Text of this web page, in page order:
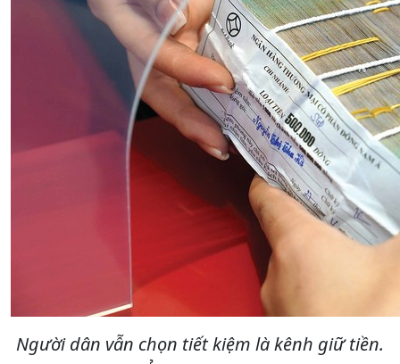
Người dân vẫn chọn tiết kiệm là kênh giữ tiền.